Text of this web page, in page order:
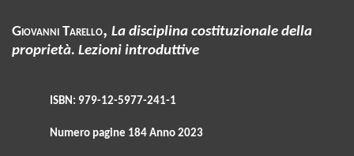
Giovanni Tarello, La disciplina costituzionale della
proprietà. Lezioni introduttive
ISBN: 979-12-5977-241-1
Numero pagine 184 Anno 2023